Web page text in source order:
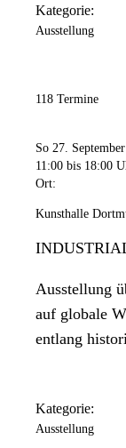
Kategorie:
Ausstellung
118 Termine
So 27.
11:00 bis 18:00
Ort:
Kunsthalle
Ausstellung
auf globale
entlang
Kategorie:
Ausstellung